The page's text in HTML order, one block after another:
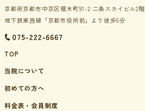
京都府京都市中京区榎木町91-2 二条スカイビル2階
地下鉄東西線「京都市役所前」より徒歩5分
075-222-6667
TOP
当院について
初めての方へ
料金表・会員制度